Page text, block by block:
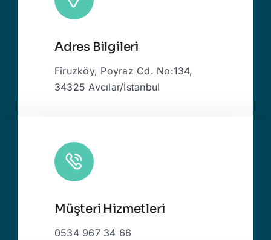
Adres Bilgileri
Firuzköy, Poyraz Cd. No:134,
34325 Avcılar/İstanbul
Müşteri Hizmetleri
0534 967 34 66